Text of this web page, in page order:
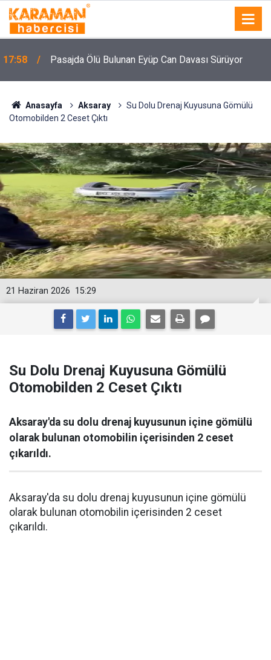
17:58 Pasajda Ölü Bulunan Eyüp Can Davası Sürüyor
Anasayfa Aksaray
Su Dolu Drenaj Kuyusuna Gömülü
Otomobilden 2 Ceset Çıktı
15:29
21 Haziran 2026
Su Dolu Drenaj Kuyusuna Gömülü
Otomobilden 2 Ceset Çıktı
Aksaray'da su dolu drenaj kuyusunun içine gömülü
olarak bulunan otomobilin içerisinden 2 ceset
çıkarıldı.
Aksaray'da su dolu drenaj kuyusunun içine gömülü
olarak bulunan otomobilin içerisinden 2 ceset
çıkarıldı.